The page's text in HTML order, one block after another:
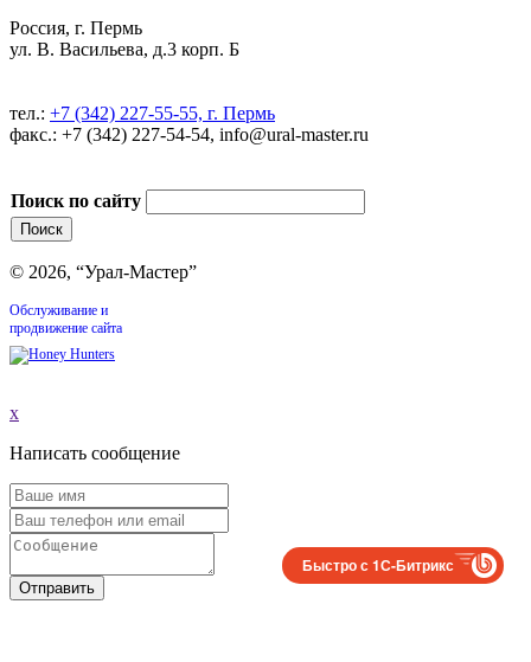
Россия, г. Пермь
ул. В. Васильева, д.3 корп. Б
тел.: +7 (342) 227-55-55, г. Пермь
факс.: +7 (342) 227-54-54, info@ural-master.ru
Поиск по сайту
© 2026, “Урал-Мастер”
Обслуживание и
продвижение сайта
x
Написать сообщение
Отправить
Быстро с 1С-Битрикс